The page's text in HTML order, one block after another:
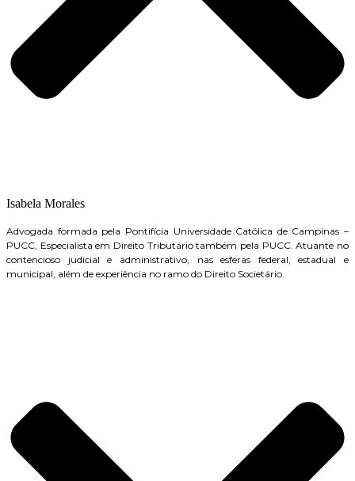
Isabela Morales
Advogada formada pela Pontifícia Universidade Católica de Campinas –
PUCC, Especialista em Direito Tributário também pela PUCC. Atuante no
contencioso judicial e administrativo, nas esferas federal, estadual e
municipal, além de experiência no ramo do Direito Societário.